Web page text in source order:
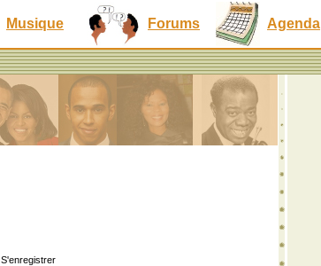
Musique Forums Agenda
S'enregistrer